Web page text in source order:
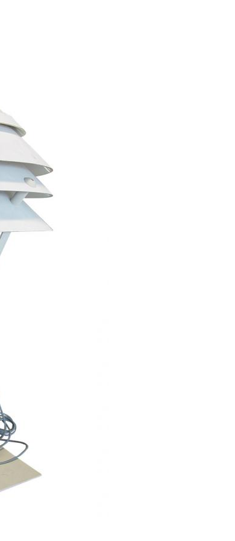
FAIRE PASSER LE COURANT - GÉNIE ÉLECTRIQUE
LIVRE DE TRAVAUX PRATIQUES D'ÉLECTROTECHNIQUE 1914
VOYAGE DANS LE TEMPS - MÉTÉOROLOGIE